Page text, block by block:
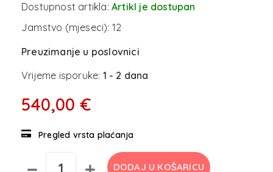
Dostupnost artikla: Artikl je dostupan
Jamstvo (mjeseci): 12
Preuzimanje u poslovnici
Vrijeme isporuke: 1 - 2 dana
540,00 €
Pregled vrsta plaćanja
DODAJ U KOŠARICU